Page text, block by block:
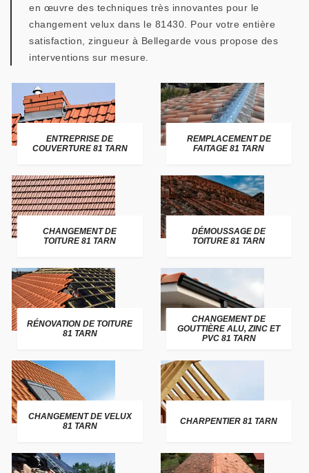
en œuvre des techniques très innovantes pour le
changement velux dans le 81430. Pour votre entière
satisfaction, zingueur à Bellegarde vous propose des
interventions sur mesure.
ENTREPRISE DE
COUVERTURE 81 TARN
REMPLACEMENT DE
FAITAGE 81 TARN
CHANGEMENT DE
TOITURE 81 TARN
DÉMOUSSAGE DE
TOITURE 81 TARN
RÉNOVATION DE TOITURE
81 TARN
CHANGEMENT DE
GOUTTIÈRE ALU, ZINC ET
PVC 81 TARN
CHANGEMENT DE VELUX
81 TARN
CHARPENTIER 81 TARN